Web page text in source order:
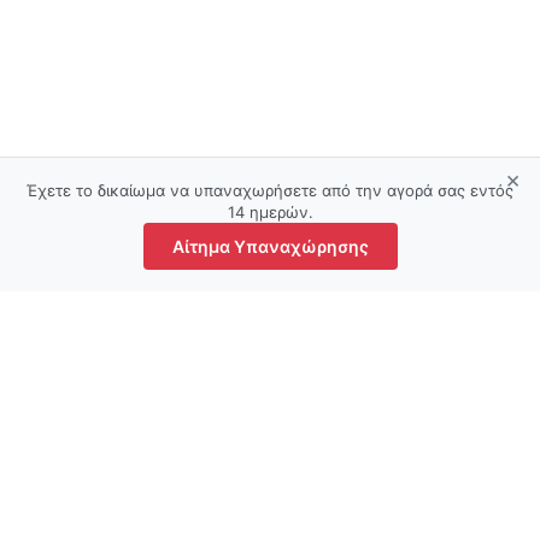
Ο λογαριασμός μου
Έχετε το δικαίωμα να υπαναχωρήσετε από την αγορά σας εντός
14 ημερών.
Αίτημα Υπαναχώρησης
×